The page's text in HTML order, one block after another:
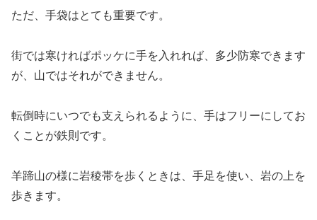
ただ、手袋はとても重要です。
街では寒ければポッケに手を入れれば、多少防寒できます
が、山ではそれができません。
転倒時にいつでも支えられるように、手はフリーにしてお
くことが鉄則です。
羊蹄山の様に岩稜帯を歩くときは、手足を使い、岩の上を
歩きます。